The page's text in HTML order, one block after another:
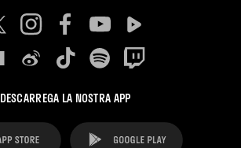
DESCARREGA LA NOSTRA APP